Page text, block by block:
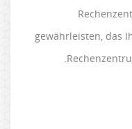
gewährleisten, das